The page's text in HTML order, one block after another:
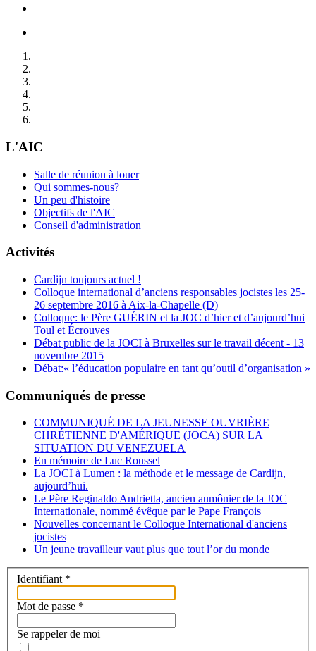
L'AIC
Salle de réunion à louer
Qui sommes-nous?
Un peu d'histoire
Objectifs de l'AIC
Conseil d'administration
Activités
Cardijn toujours actuel !
Colloque international d’anciens responsables jocistes les 25-
26 septembre 2016 à Aix-la-Chapelle (D)
Colloque: le Père GUÉRIN et la JOC d’hier et d’aujourd’hui
Toul et Écrouves
Débat public de la JOCI à Bruxelles sur le travail décent - 13
novembre 2015
Débat:« l’éducation populaire en tant qu’outil d’organisation »
Communiqués de presse
COMMUNIQUÉ DE LA JEUNESSE OUVRIÈRE
CHRÉTIENNE D'AMÉRIQUE (JOCA) SUR LA
SITUATION DU VENEZUELA
En mémoire de Luc Roussel
La JOCI à Lumen : la méthode et le message de Cardijn,
aujourd’hui.
Le Père Reginaldo Andrietta, ancien aumônier de la JOC
Internationale, nommé évêque par le Pape François
Nouvelles concernant le Colloque International d'anciens
jocistes
Un jeune travailleur vaut plus que tout l’or du monde
Identifiant *
Mot de passe *
Se rappeler de moi